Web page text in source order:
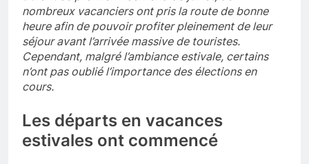
nombreux vacanciers ont pris la route de bonne
heure afin de pouvoir profiter pleinement de leur
séjour avant l’arrivée massive de touristes.
Cependant, malgré l’ambiance estivale, certains
n’ont pas oublié l’importance des élections en
cours.
Les départs en vacances
estivales ont commencé